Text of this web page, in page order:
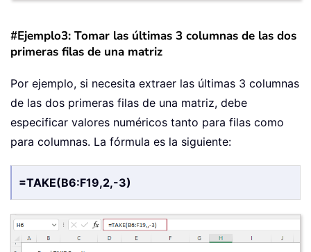
#Ejemplo3: Tomar las últimas 3 columnas de las dos
primeras filas de una matriz
Por ejemplo, si necesita extraer las últimas 3 columnas
de las dos primeras filas de una matriz, debe
especificar valores numéricos tanto para filas como
para columnas. La fórmula es la siguiente:
=TAKE(B6:F19,2,-3)